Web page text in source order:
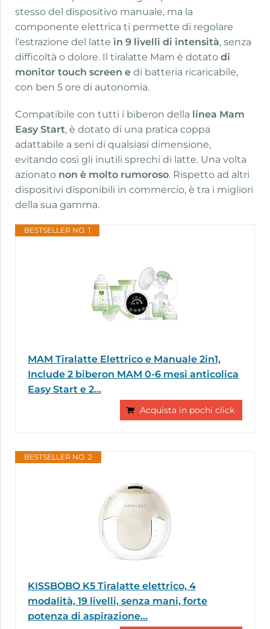
stesso del dispositivo manuale, ma la
componente elettrica ti permette di regolare
l’estrazione del latte in 9 livelli di intensità, senza
difficoltà o dolore. Il tiralatte Mam è dotato di
monitor touch screen e di batteria ricaricabile,
con ben 5 ore di autonomia.
Compatibile con tutti i biberon della linea Mam
Easy Start, è dotato di una pratica coppa
adattabile a seni di qualsiasi dimensione,
evitando così gli inutili sprechi di latte. Una volta
azionato non è molto rumoroso. Rispetto ad altri
dispositivi disponibili in commercio, è tra i migliori
della sua gamma.
BESTSELLER NO. 1
MAM Tiralatte Elettrico e Manuale 2in1,
Include 2 biberon MAM 0-6 mesi anticolica
Easy Start e 2...
Acquista in pochi click
BESTSELLER NO. 2
KISSBOBO K5 Tiralatte elettrico, 4
modalità, 19 livelli, senza mani, forte
potenza di aspirazione...